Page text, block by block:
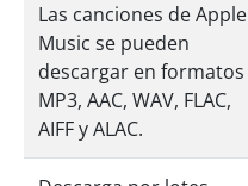
Las canciones de Apple
Music se pueden
descargar en formatos
MP3, AAC, WAV, FLAC,
AIFF y ALAC.